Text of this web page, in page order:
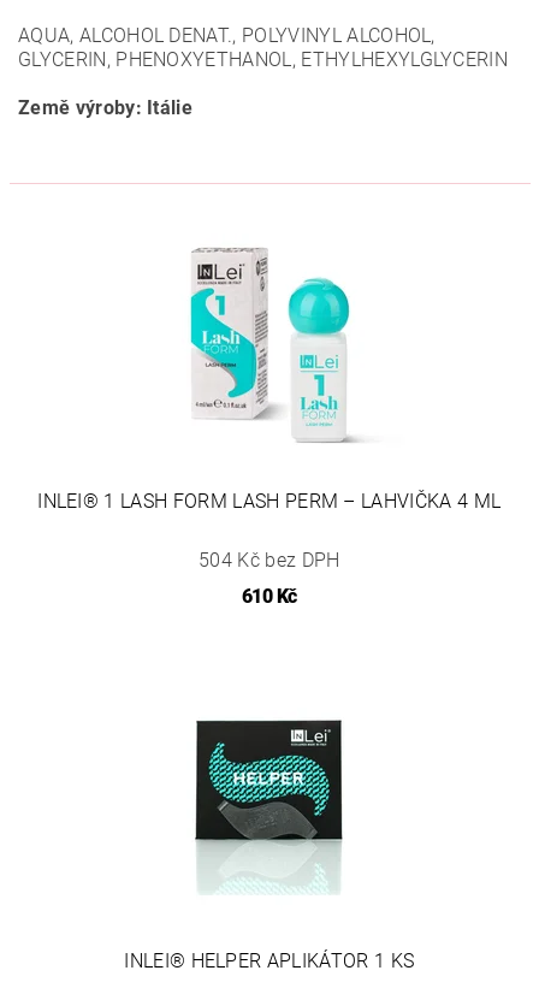
AQUA, ALCOHOL DENAT., POLYVINYL ALCOHOL,
GLYCERIN, PHENOXYETHANOL, ETHYLHEXYLGLYCERIN
Země výroby: Itálie
INLEI® 1 LASH FORM LASH PERM – LAHVIČKA 4 ML
504 Kč bez DPH
610 Kč
INLEI® HELPER APLIKÁTOR 1 KS